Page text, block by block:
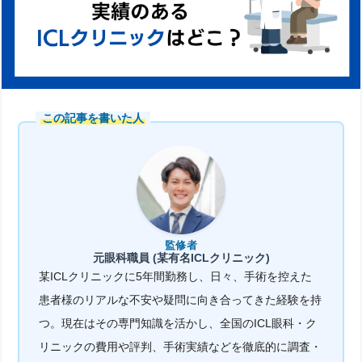
この記事を書いた人
監修者
元眼科職員 (某有名ICLクリニック)
某ICLクリニックに5年間勤務し、日々、手術を控えた
患者様のリアルな不安や疑問に向き合ってきた経験を持
つ。現在はその専門知識を活かし、全国のICL眼科・ク
リニックの費用や評判、手術実績などを徹底的に調査・